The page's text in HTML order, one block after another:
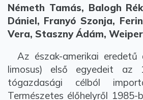
Németh Tamás, Balogh
Dániel, Franyó Szonja,
Vera, Staszny Ádám,
Az észak-amerikai eredetű
limosus) első egyedeit az
tógazdasági célból
Természetes élőhelyről